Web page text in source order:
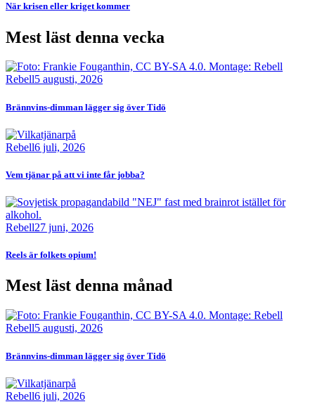
När krisen eller kriget kommer
Mest läst denna vecka
Bild
Rebell5 augusti, 2026
Brännvins-dimman lägger sig över Tidö
Bild
Rebell6 juli, 2026
Vem tjänar på att vi inte får jobba?
Bild
Rebell27 juni, 2026
Reels är folkets opium!
Mest läst denna månad
Bild
Rebell5 augusti, 2026
Brännvins-dimman lägger sig över Tidö
Bild
Rebell6 juli, 2026